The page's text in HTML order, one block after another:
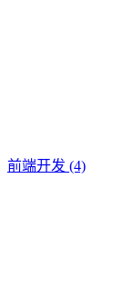
前端开发 (4)